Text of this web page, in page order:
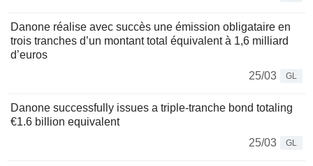
Danone réalise avec succès une émission obligataire en
trois tranches d’un montant total équivalent à 1,6 milliard
d’euros
25/03
GL
Danone successfully issues a triple-tranche bond totaling
€1.6 billion equivalent
25/03
GL